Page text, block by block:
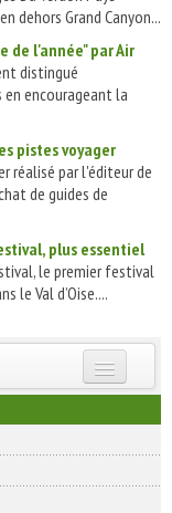
dehors Grand Canyon...
de l'année" par Air
distingué
en encourageant la
pistes voyager
réalisé par l'éditeur de
de guides de
plus essentiel
le premier festival
le Val d’Oise....